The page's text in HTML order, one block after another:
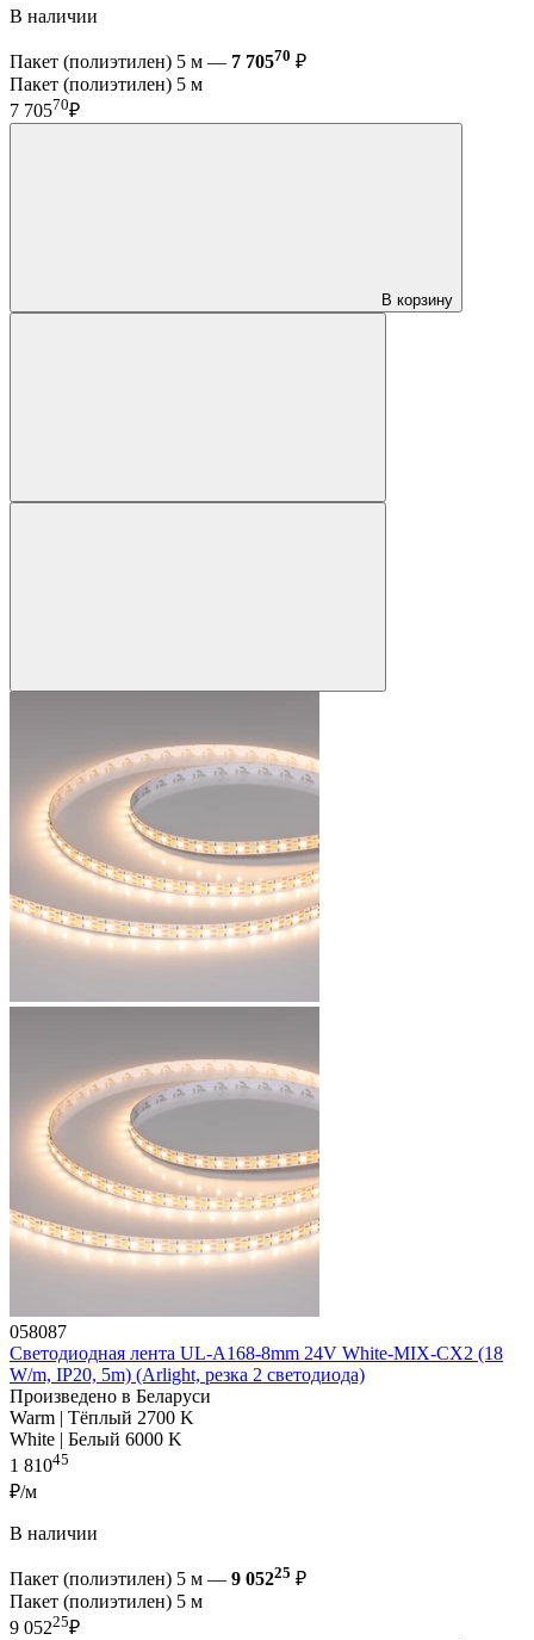
В наличии
Пакет (полиэтилен) 5 м — 7 70570 ₽
Пакет (полиэтилен) 5 м
7 70570₽
В корзину
058087
Светодиодная лента UL-A168-8mm 24V White-MIX-CX2 (18
W/m, IP20, 5m) (Arlight, резка 2 светодиода)
Произведено в Беларуси
Warm | Тёплый 2700 K
White | Белый 6000 K
1 81045
₽/м
В наличии
Пакет (полиэтилен) 5 м — 9 05225 ₽
Пакет (полиэтилен) 5 м
9 05225₽